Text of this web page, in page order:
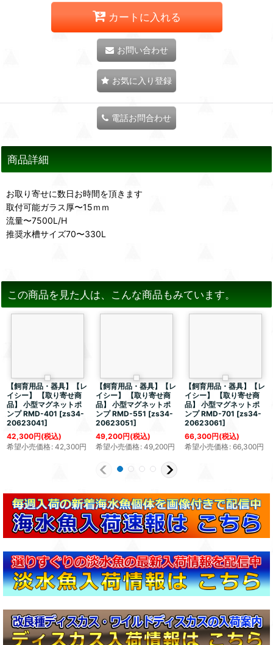
カートに入れる
お問い合わせ
お気に入り登録
電話お問合わせ
商品詳細
お取り寄せに数日お時間を頂きます
取付可能ガラス厚〜15ｍｍ
流量〜7500L/H
推奨水槽サイズ70〜330L
この商品を見た人は、こんな商品もみています。
【飼育用品・器具】【レ
イシー】 【取り寄せ商
品】 小型マグネットポ
ンプ RMD-401 [zs34-
20623041]
42,300円(税込)
希望小売価格: 42,300円
【飼育用品・器具】【レ
イシー】 【取り寄せ商
品】 小型マグネットポ
ンプ RMD-551 [zs34-
20623051]
49,200円(税込)
希望小売価格: 49,200円
【飼育用品・器具】【レ
イシー】 【取り寄せ商
品】 小型マグネットポ
ンプ RMD-701 [zs34-
20623061]
66,300円(税込)
希望小売価格: 66,300円